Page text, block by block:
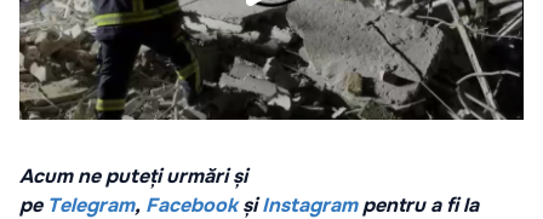
Acum ne puteți urmări și
pe Telegram, Facebook șiInstagrampentru a fi la